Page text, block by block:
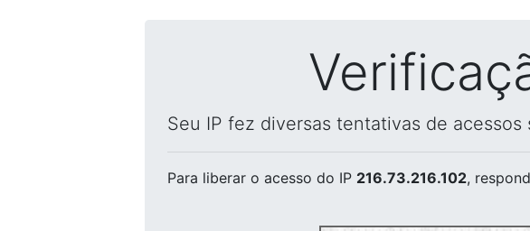
Seu IP fez diversas tentativas de
Para liberar o acesso do IP 216.73.216.102,